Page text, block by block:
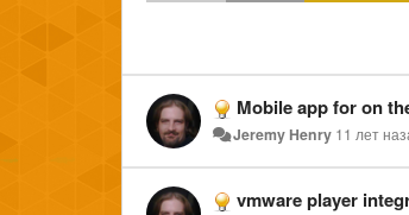
Mobile app for on
Jeremy Henry 11 лет
vmware player